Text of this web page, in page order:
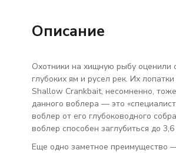
Описание
Охотники на хищную рыбу оценили
глубоких ям и русел рек. Их
Shallow Crankbait, несомненно,
данного воблера — это
воблер от его глубоководного
воблер способен заглубиться до
Еще одно заметное преимущество